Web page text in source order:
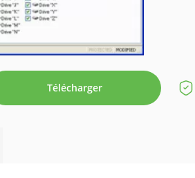
Télécharger